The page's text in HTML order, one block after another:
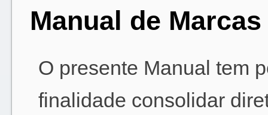
Manual de Marcas
O presente Manual tem
finalidade consolidar